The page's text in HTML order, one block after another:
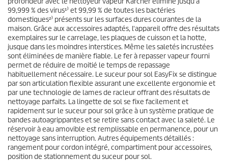
s
99,999 % des virus¹⁾ et 99,99 % de toutes les bactéries
domestiques²⁾ présents sur les surfaces dures courantes de la
maison. Grâce aux accessoires adaptés, l'appareil offre des résultats
exemplaires sur le carrelage, les plaques de cuisson et la hotte,
jusque dans les moindres interstices. Même les saletés incrustées
sont éliminées de manière fiable. Le fer à repasser vapeur fourni
permet de réduire de moitié le temps de repassage
habituellement nécessaire. Le suceur pour sol EasyFixse distingue
par son articulation flexible assurant une excellente ergonomie et
par une technologie de lames de racleur offrant des résultats de
nettoyage parfaits. La lingette de sol se fixe facilement et
rapidement sur le suceur pour sol grâce à un système pratique de
bandes autoagrippantes et se retire sans contact avec la saleté. Le
réservoir à eau amovible est remplissable en permanence, pour un
nettoyage sans interruption. Autres équipements détaillés :
rangement pour cordon intégré, compartiment pour accessoires,
position de stationnement du suceur pour sol.